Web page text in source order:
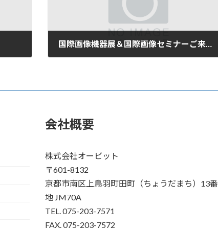
国際画像機器展＆国際画像セミナーご来場の御礼
会社概要
株式会社オービット
〒601-8132
京都市南区上鳥羽町田町（ちょうだまち）13番
地 JM70A
TEL. 075-203-7571
FAX. 075-203-7572